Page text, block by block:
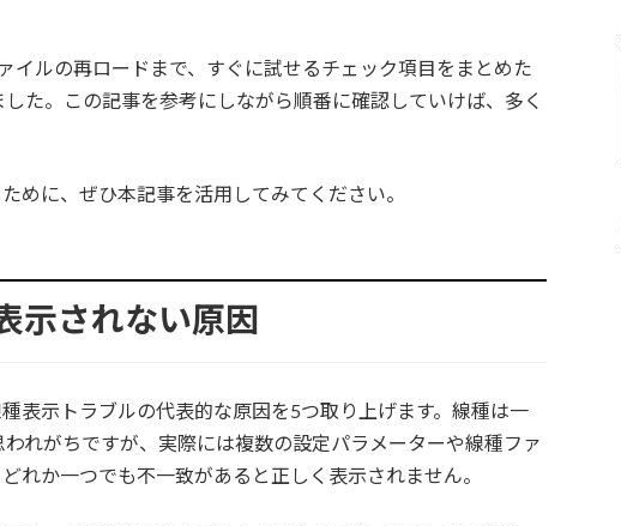
イルの再ロードまで、すぐに試せるチェック項目をまとめた
た。この記事を参考にしながら順番に確認していけば、多く
めに、ぜひ本記事を活用してみてください。
示されない原因
表示トラブルの代表的な原因を5つ取り上げます。線種は一
れがちですが、実際には複数の設定パラメーターや線種ファ
れか一つでも不一致があると正しく表示されません。